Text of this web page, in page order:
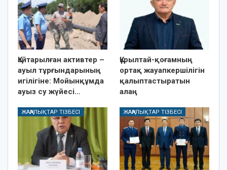
Қайтарылған активтер –
ауыл тұрғындарының
игілігіне: Мойынқұмда
ауыз су жүйесі…
Құрылтай-қоғамның
ортақ жауапкершілігін
қалыптастыратын
алаң
ЖАҢАЛЫҚТАР ТІЗБЕСІ ЖАҢАЛЫҚТАР ТІЗБЕСІ